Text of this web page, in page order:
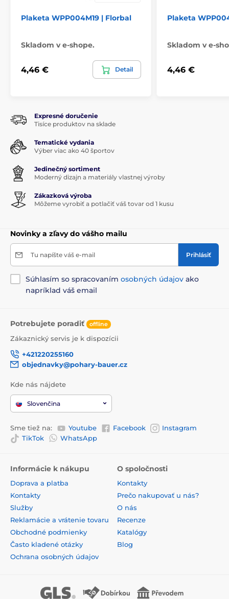
Plaketa WPP004M19 | Florbal
Skladom v e-shope.
4,46 € Detail
Plaketa
Skladom v e-
4,46 €
Expresné doručenie
Tisíce produktov na sklade
Tematické vydania
Výber viac ako 40 športov
Jedinečný sortiment
Moderný dizajn a materiály vlastnej výroby
Zákazková výroba
Môžeme vyrobiť a potlačiť váš tovar od 1 kusu
Novinky a zľavy do vášho mailu
Tu napíšte váš e-mail Prihlásiť
Súhlasím so spracovaním osobných údajov ako
napríklad váš email
Potrebujete poradiť offline
Zákaznický servis je k dispozícii
+421220255160
objednavky@pohary-bauer.cz
Kde nás nájdete
Slovenčina
Sme tiež na: Youtube Facebook
Instagram
TikTok
WhatsApp
Informácie k nákupu
Doprava a platba
Kontakty
Služby
Reklamácie a vrátenie tovaru
Obchodné podmienky
Často kladené otázky
Ochrana osobných údajov
O spoločnosti
Kontakty
Prečo nakupovať u nás?
O nás
Recenze
Katalógy
Blog